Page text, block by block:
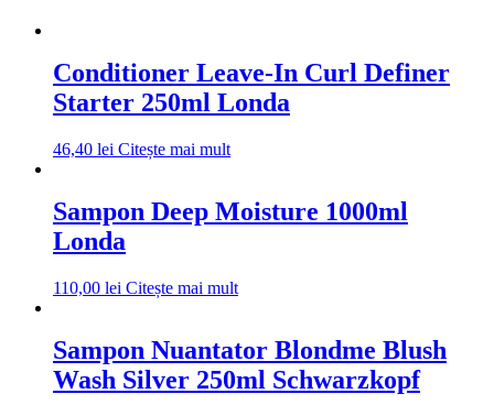
Conditioner Leave-In Curl Definer
Starter 250ml Londa
46,40 lei Citește mai mult
Sampon Deep Moisture 1000ml
Londa
110,00 lei Citește mai mult
Sampon Nuantator Blondme Blush
Wash Silver 250ml Schwarzkopf